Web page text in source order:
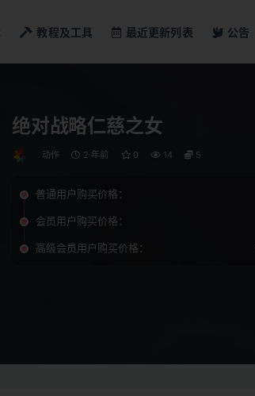
教程及工具 最近更新列表 公告
绝对战略仁慈之女
动作 2 年前 0 14 5
普通用户购买价格：
会员用户购买价格：
高级会员用户购买价格：